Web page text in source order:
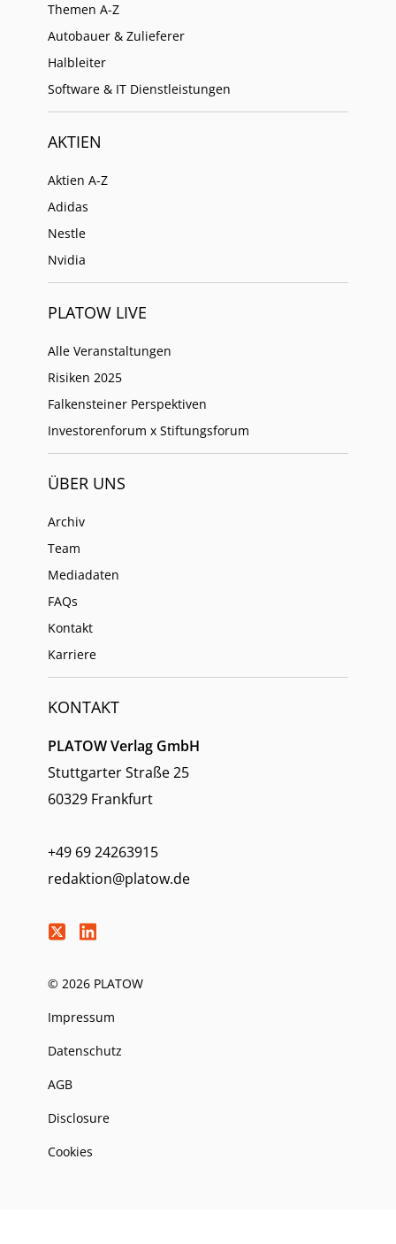
Themen A-Z
Autobauer & Zulieferer
Halbleiter
Software & IT Dienstleistungen
AKTIEN
Aktien A-Z
Adidas
Nestle
Nvidia
PLATOW LIVE
Alle Veranstaltungen
Risiken 2025
Falkensteiner Perspektiven
Investorenforum x Stiftungsforum
ÜBER UNS
Archiv
Team
Mediadaten
FAQs
Kontakt
Karriere
KONTAKT
PLATOW Verlag GmbH
Stuttgarter Straße 25
60329 Frankfurt
+49 69 24263915
redaktion@platow.de
© 2026 PLATOW
Impressum
Datenschutz
AGB
Disclosure
Cookies